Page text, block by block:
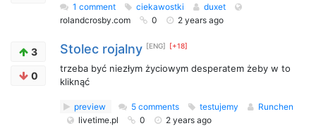
1 comment ciekawostki
duxet
rolandcrosby.com
0 2 years ago
3
0
Stolec rojalny [ENG] [+18]
trzeba być niezłym życiowym desperatem żeby w to
kliknąć
preview 5 comments testujemy
Runchen
livetime.pl
0 2 years ago